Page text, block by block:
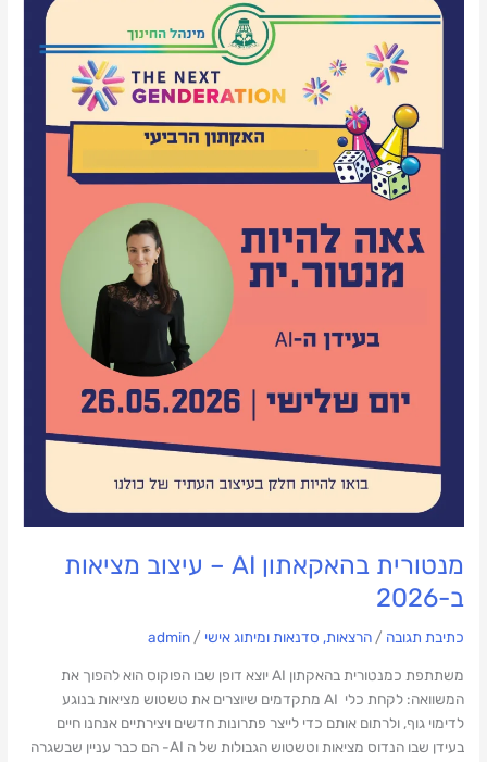
מנטורית בהאקאתון AI – עיצוב מציאות
ב-2026
כתיבת תגובה /הרצאות, סדנאות ומיתוג אישי /
admin
משתתפת כמנטורית בהאקתון AI יוצא דופן שבו הפוקוס הוא להפוך את
המשוואה: לקחת כלי AI מתקדמים שיוצרים את טשטוש מציאות בנוגע
לדימוי גוף, ולרתום אותם כדי לייצר פתרונות חדשים ויצירתיים אנחנו חיים
בעידן שבו הנדוס מציאות וטשטוש הגבולות של ה AI- הם כבר עניין שבשגרה
בהאקאתון